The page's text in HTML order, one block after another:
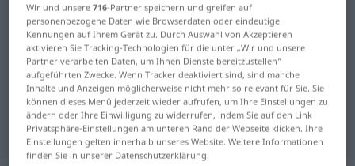
Nichtübereinstimmung
Deutsch-Spanisch Übersetzung für
"Nichtübereinstimmung"
"Nichtübereinstimmung" Spanisch
Übersetzung
Wir und unsere716-Partner speichern und greifen auf
personenbezogene Daten wie Browserdaten oder eindeutige
Kennungen auf Ihrem Gerät zu. Durch Auswahl von Akzeptieren
aktivieren Sie Tracking-Technologien für die unter „Wir und unsere
Partner verarbeiten Daten, um Ihnen Dienste bereitzustellen“
aufgeführten Zwecke. Wenn Tracker deaktiviert sind, sind manche
Inhalte und Anzeigen möglicherweise nicht mehr so relevant für Sie. Sie
können dieses Menü jederzeit wieder aufrufen, um Ihre Einstellungen zu
ändern oder Ihre Einwilligung zu widerrufen, indem Sie auf den Link
Privatsphäre-Einstellungen am unteren Rand der Webseite klicken. Ihre
Einstellungen gelten innerhalb unseres Website. Weitere Informationen
finden Sie in unserer Datenschutzerklärung.